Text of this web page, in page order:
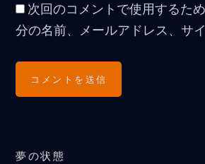
次回のコメントで使用するた
分の名前、メールアドレス、サ
夢の状態